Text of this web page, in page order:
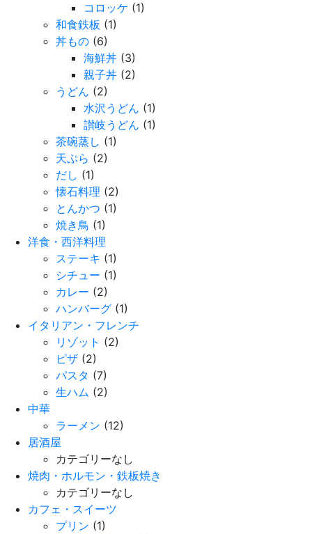
コロッケ (1)
和食鉄板 (1)
丼もの (6)
海鮮丼 (3)
親子丼 (2)
うどん (2)
水沢うどん (1)
讃岐うどん (1)
茶碗蒸し (1)
天ぷら (2)
だし (1)
懐石料理 (2)
とんかつ (1)
焼き鳥 (1)
洋食・西洋料理
ステーキ (1)
シチュー (1)
カレー (2)
ハンバーグ (1)
イタリアン・フレンチ
リゾット (2)
ピザ (2)
パスタ (7)
生ハム (2)
中華
ラーメン (12)
居酒屋
カテゴリーなし
焼肉・ホルモン・鉄板焼き
カテゴリーなし
カフェ・スイーツ
プリン (1)